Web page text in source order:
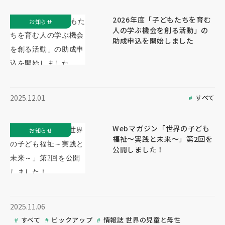
2026年度「子どもたちを育む
人の学ぶ機会を創る活動」の
助成申込を開始しました
2025.12.01 すべて
お知らせ
Webマガジン「世界の子ども
福祉～実践と未来～」第2回を
公開しました！
2025.11.06
すべて ピックアップ 情報誌 世界の児童と母性
お知らせ